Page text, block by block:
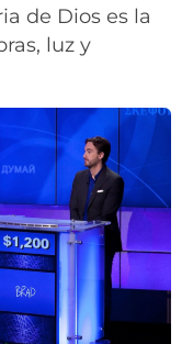
de Dios es la
luz y